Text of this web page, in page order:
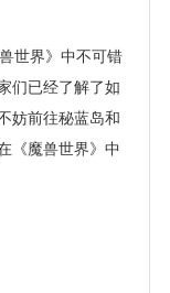
世界》中不可错
们已经了解了如
妨前往秘蓝岛和
《魔兽世界》中